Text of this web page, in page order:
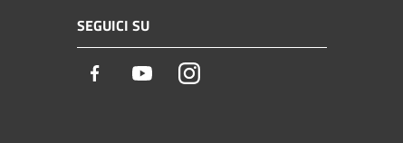
SEGUICI SU
Facebook YoutubeInstagram